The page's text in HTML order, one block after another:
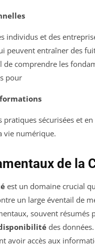
individus et des
peuvent entraîner des
de comprendre les
pour
pratiques sécurisées et
vie numérique.
de la
est un domaine crucial
un large éventail de
souvent résumés
des
avoir accès aux